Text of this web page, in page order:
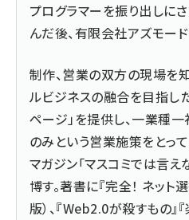
プログラマーを振り出しに
んだ後、有限会社アズモード
制作、営業の双方の現場を
ルビジネスの融合を目指し
ページ」を提供し、一業種
のみという営業施策をとっ
マガジン「マスコミでは言え
博す。著書に『完全！ ネット
版）、『Web2.0が殺すもの』